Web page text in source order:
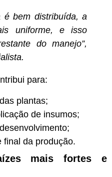
é bem distribuída, a
uniforme, e isso
do manejo”,
para:
plantas;
de insumos;
final da produção.
mais fortes e